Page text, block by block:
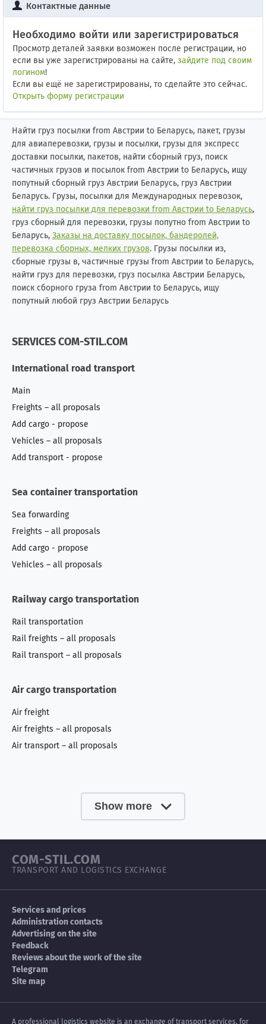
Контактные данные
Необходимо войти или зарегистрироваться
Просмотр деталей заявки возможен после регистрации, но
если вы уже зарегистрированы на сайте, зайдите под своим
логином!
Если вы ещё не зарегистрированы, то сделайте это сейчас.
Открыть форму регистрации
Найти груз посылки from Австрии to Беларусь, пакет, грузы
для авиаперевозки, грузы и посылки, грузы для экспресс
доставки посылки, пакетов, найти сборный груз, поиск
частичных грузов и посылок from Австрии to Беларусь, ищу
попутный сборный груз Австрии Беларусь, груз Австрии
Беларусь. Грузы, посылки для Международных перевозок,
найти груз посылки для перевозки from Австрии to Беларусь,
груз сборный для перевозки, грузы попутно from Австрии to
Беларусь, Заказы на доставку посылок, бандеролей,
перевозка сборных, мелких грузов. Грузы посылки из,
сборные грузы в, частичные грузы from Австрии to Беларусь,
найти груз для перевозки, груз посылка Австрии Беларусь,
поиск сборного груза from Австрии to Беларусь, ищу
попутный любой груз Австрии Беларусь
SERVICES COM-STIL.COM
International road transport
Main
Freights – all proposals
Add cargo - propose
Vehicles – all proposals
Add transport - propose
Sea container transportation
Sea forwarding
Freights – all proposals
Add cargo - propose
Vehicles – all proposals
Railway cargo transportation
Rail transportation
Rail freights – all proposals
Rail transport – all proposals
Air cargo transportation
Air freight
Air freights – all proposals
Air transport – all proposals
Show more
COM-STIL.COM
TRANSPORT AND LOGISTICS EXCHANGE
Services and prices
Administration contacts
Advertising on the site
Feedback
Reviews about the work of the site
Telegram
Site map
A professional logistics website is an exchange of transport services, for